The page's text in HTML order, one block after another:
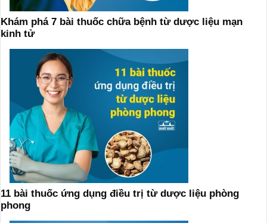
Khám phá 7 bài thuốc chữa bệnh từ dược liệu mạn
kinh tử
11 bài thuốc ứng dụng điều trị từ dược liệu phòng
phong